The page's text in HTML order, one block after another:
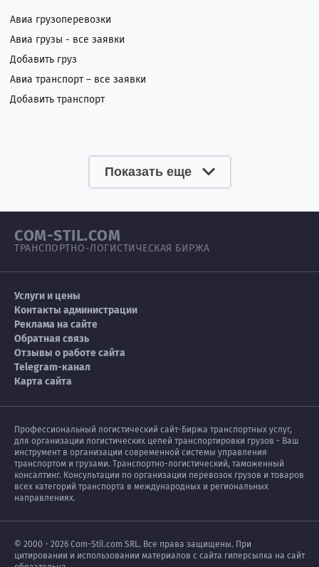
Авиа грузоперевозки
Авиа грузы - все заявки
Добавить груз
Авиа транспорт – все заявки
Добавить транспорт
Показать еще
COM-STIL.COM
ТРАНСПОРТНО-ЛОГИСТИЧЕСКАЯ БИРЖА
Услуги и цены
Контакты администрации
Реклама на сайте
Обратная связь
Отзывы о работе сайта
Telegram-канал
Карта сайта
Профессиональный логистический сайт-Биржа транспортных услуг,
для организации логистических цепей транспортировки грузов - Ваш
инструмент в организации современной системы управления
транспортом и грузами. Транспортно-логистический, таможенный
консалтинг. Консультации по организации перевозок грузов и товаров
всех категорий транспорта в международных и региональных
направлениях.
© 2000 - 2026 Com-Stil.com SRL. Все права защищены. При
цитировании и использовании материалов с сайта гиперсылка на сайт